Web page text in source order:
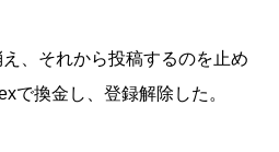
、それから投稿するのを止め
で換金し、登録解除した。